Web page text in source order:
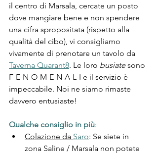
il centro di Marsala, cercate un posto
dove mangiare bene e non spendere
una cifra spropositata (rispetto alla
qualità del cibo), vi consigliamo
vivamente di prenotare un tavolo da
Taverna Quarant8. Le loro busiate sono
F-E-N-O-M-E-N-A-L-I e il servizio è
impeccabile. Noi ne siamo rimaste
davvero entusiaste!
Qualche consiglio in più:
Colazione da Saro: Se siete in
zona Saline / Marsala non potete